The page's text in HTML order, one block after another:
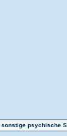
sonstige psychische